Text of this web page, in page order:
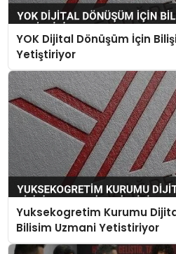
YOK Dijital Dönüşüm İçin
Yetiştiriyor
Yuksekogretim Kurumu
Bilisim Uzmani Yetistiriyor